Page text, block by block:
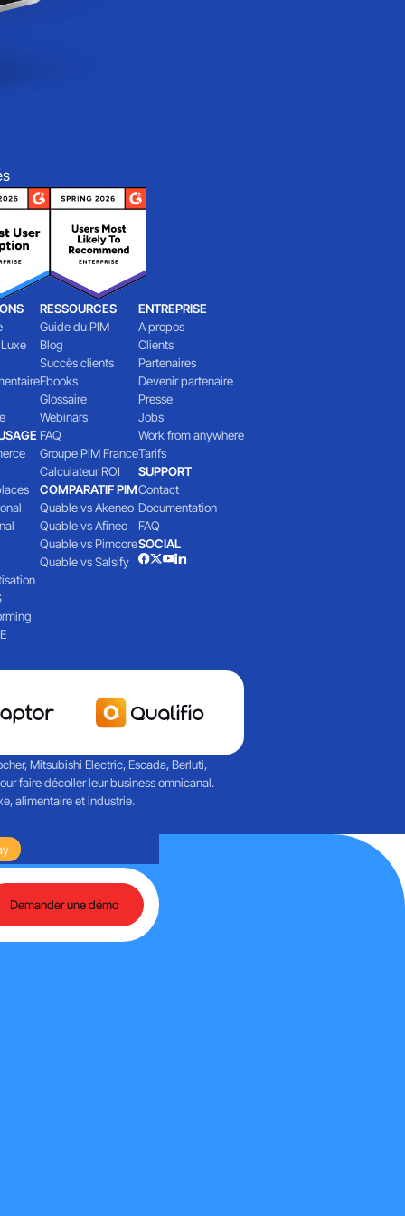
RESSOURCES
Guide du PIM
Blog
Succès clients
Ebooks
Glossaire
Webinars
FAQ
Groupe PIM France
Calculateur ROI
COMPARATIF PIM
Quable vs Akeneo
Quable vs Afineo
Quable vs Pimcore
Quable vs Salsify
ENTREPRISE
A propos
Clients
Partenaires
Devenir partenaire
Presse
Jobs
Work from anywhere
Tarifs
SUPPORT
Contact
Documentation
FAQ
SOCIAL
Mitsubishi Electric, Escada, Berluti,
faire décoller leur business omnicanal.
alimentaire et industrie.
et de l'IA agentique Retours sur une journée riche en échanges
Demander une démo